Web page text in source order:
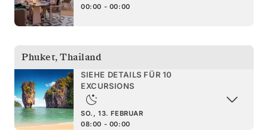
00:00 - 00:00
Phuket,Thailand
SIEHE DETAILS FÜR 10
EXCURSIONS
SO., 13. FEBRUAR
08:00 - 00:00